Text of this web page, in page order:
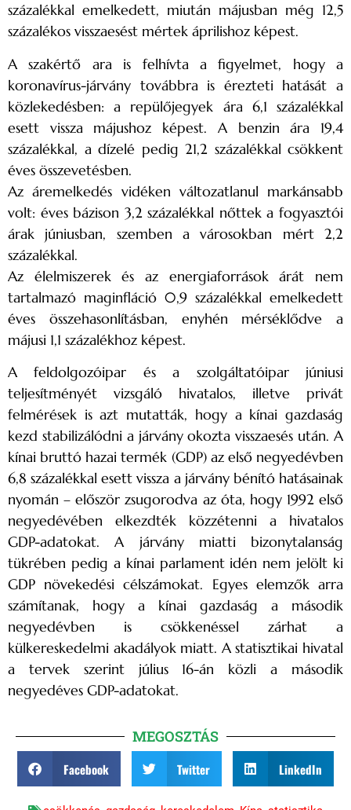
százalékkal emelkedett, miután májusban még 12,5
százalékos visszaesést mértek áprilishoz képest.
A szakértő ara is felhívta a figyelmet, hogy a
koronavírus-járvány továbbra is érezteti hatását a
közlekedésben: a repülőjegyek ára 6,1 százalékkal
esett vissza májushoz képest. A benzin ára 19,4
százalékkal, a dízelé pedig 21,2 százalékkal csökkent
éves összevetésben.
Az áremelkedés vidéken változatlanul markánsabb
volt: éves bázison 3,2 százalékkal nőttek a fogyasztói
árak júniusban, szemben a városokban mért 2,2
százalékkal.
Az élelmiszerek és az energiaforrások árát nem
tartalmazó maginfláció 0,9 százalékkal emelkedett
éves összehasonlításban, enyhén mérséklődve a
májusi 1,1 százalékhoz képest.
A feldolgozóipar és a szolgáltatóipar júniusi
teljesítményét vizsgáló hivatalos, illetve privát
felmérések is azt mutatták, hogy a kínai gazdaság
kezd stabilizálódni a járvány okozta visszaesés után. A
kínai bruttó hazai termék (GDP) az első negyedévben
6,8 százalékkal esett vissza a járvány bénító hatásainak
nyomán – először zsugorodva az óta, hogy 1992 első
negyedévében elkezdték közzétenni a hivatalos
GDP-adatokat. A járvány miatti bizonytalanság
tükrében pedig a kínai parlament idén nem jelölt ki
GDP növekedési célszámokat. Egyes elemzők arra
számítanak, hogy a kínai gazdaság a második
negyedévben is csökkenéssel zárhat a
külkereskedelmi akadályok miatt. A statisztikai hivatal
a tervek szerint július 16-án közli a második
negyedéves GDP-adatokat.
MEGOSZTÁS
Facebook Twitter LinkedIn